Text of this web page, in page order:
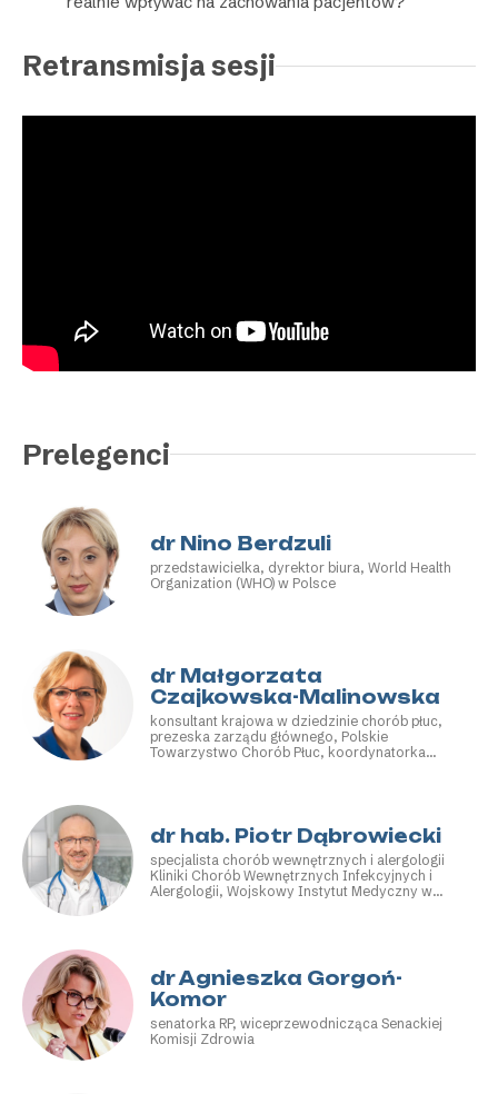
Retransmisja sesji
Prelegenci
dr Nino Berdzuli
przedstawicielka, dyrektor biura, World Health
Organization (WHO) w Polsce
dr Małgorzata
Czajkowska-Malinowska
konsultant krajowa w dziedzinie chorób płuc,
prezeska zarządu głównego, Polskie
Towarzystwo Chorób Płuc, koordynatorka
i Niewydolności Oddychania, Kujawsko-
Pomorskie Centrum Pulmonologii w
Bydgoszczy
dr hab. Piotr Dąbrowiecki
specjalista chorób wewnętrznych i alergologii
Kliniki Chorób Wewnętrznych Infekcyjnych i
Alergologii, Wojskowy Instytut Medyczny w
dr Agnieszka Gorgoń-
Komor
senatorka RP, wiceprzewodnicząca Senackiej
Komisji Zdrowia